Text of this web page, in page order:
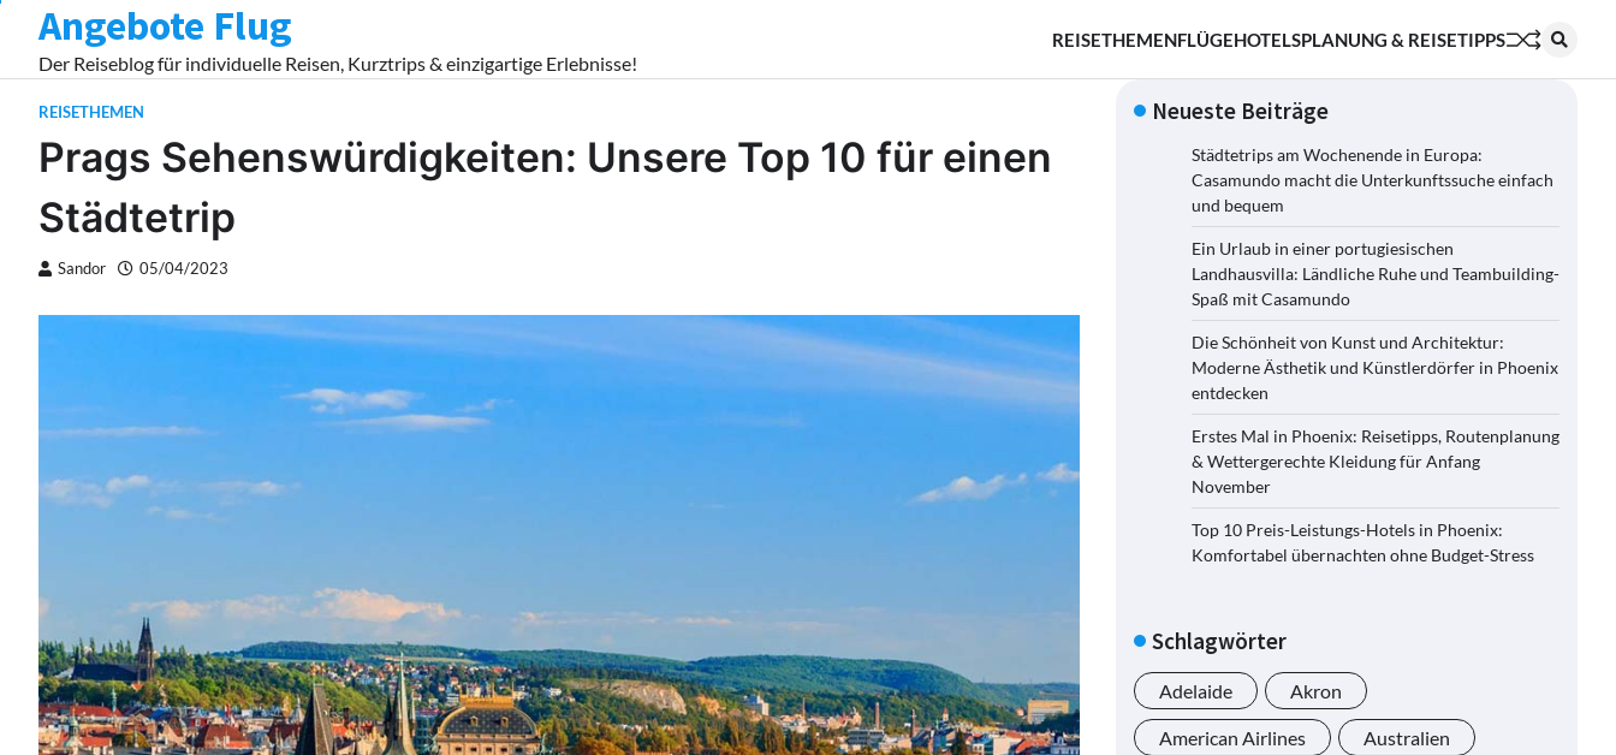
content
Angebote Flug
Der Reiseblog für individuelle Reisen, Kurztrips & einzigartige Erlebnisse!
REISETHEMENFLÜGEHOTELSPLANUNG & REISETIPPS
REISETHEMEN
Prags Sehenswürdigkeiten: Unsere Top 10 für einen
Städtetrip
Sandor 05/04/2023
Neueste Beiträge
Städtetrips am Wochenende in Europa:
Casamundo macht die Unterkunftssuche einfach
und bequem
Ein Urlaub in einer portugiesischen
Landhausvilla: Ländliche Ruhe und Teambuilding-
Spaß mit Casamundo
Die Schönheit von Kunst und Architektur:
Moderne Ästhetik und Künstlerdörfer in Phoenix
entdecken
Erstes Mal in Phoenix: Reisetipps, Routenplanung
& Wettergerechte Kleidung für Anfang
November
Top 10 Preis-Leistungs-Hotels in Phoenix:
Komfortabel übernachten ohne Budget-Stress
Schlagwörter
Adelaide Akron
American Airlines Australien